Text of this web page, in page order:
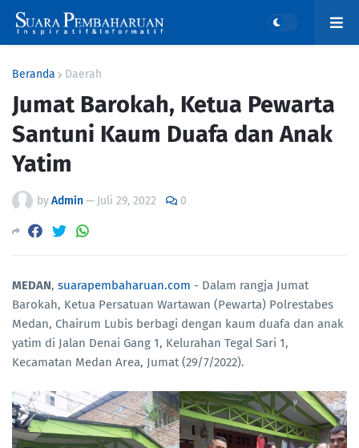
Beranda Daerah
Jumat Barokah, Ketua Pewarta
Santuni Kaum Duafa dan Anak
Yatim
byAdmin— Juli 29, 2022 0
MEDAN, suarapembaharuan.com - Dalam rangja Jumat
Barokah, Ketua Persatuan Wartawan (Pewarta) Polrestabes
Medan, Chairum Lubis berbagi dengan kaum duafa dan anak
yatim di Jalan Denai Gang 1, Kelurahan Tegal Sari 1,
Kecamatan Medan Area, Jumat (29/7/2022).